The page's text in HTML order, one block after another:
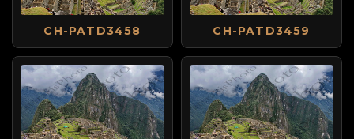
CH-PATD3458 CH-PATD3459